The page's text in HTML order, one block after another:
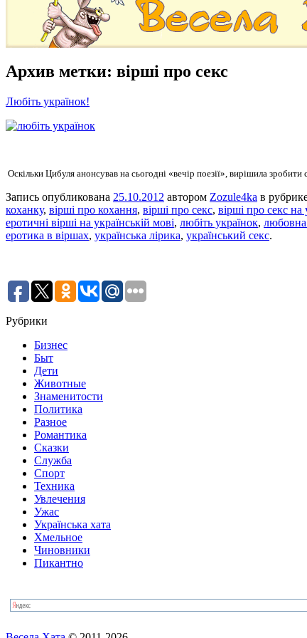
Архив метки: вірші про секс
Любіть українок!
Оскільки Цибуля анонсував на сьогодні «вечір поезії», вирішила зробити
Запись опубликована 25.10.2012 автором Zozule4ka в
коханку, вірші про кохання, вірші про секс, вірші про секс на
еротичні вірші на українській мові, любіть українок, любовна
еротика в віршах, українська лірика, український секс.
Рубрики
Бизнес
Быт
Дети
Животные
Знаменитости
Политика
Разное
Романтика
Сказки
Служба
Спорт
Техника
Увлечения
Ужас
Українська хата
Хмельное
Чиновники
Пикантно